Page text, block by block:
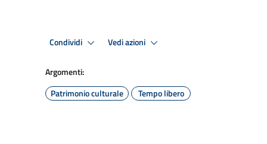
Condividi Vedi azioni
Argomenti:
Patrimonio culturale
Tempo libero